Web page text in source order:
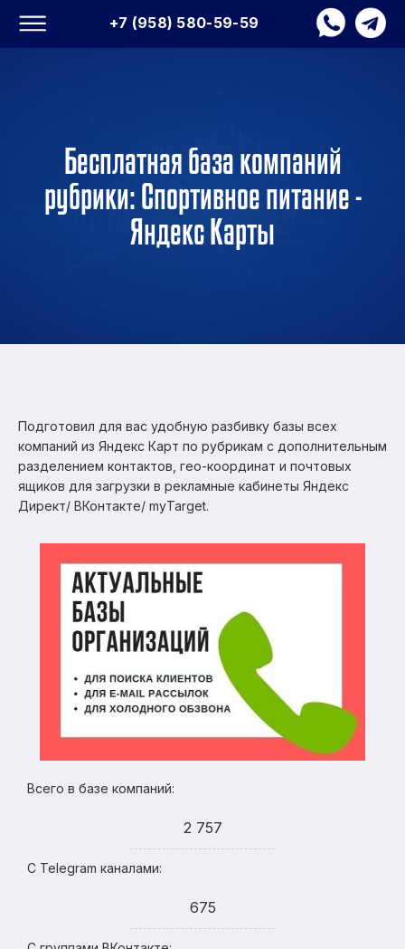
+7 (958) 580-59-59
Бесплатная база компаний
рубрики: Спортивное питание -
Яндекс Карты
Подготовил для вас удобную разбивку базы всех
компаний из Яндекс Карт по рубрикам с дополнительным
разделением контактов, гео-координат и почтовых
ящиков для загрузки в рекламные кабинеты Яндекс
Директ/ ВКонтакте/ myTarget.
Всего в базе компаний:
2 757
С Telegram каналами:
675